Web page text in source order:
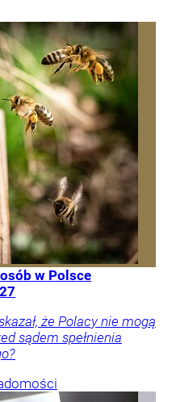
w Polsce
że Polacy nie mogą
sądem spełnienia